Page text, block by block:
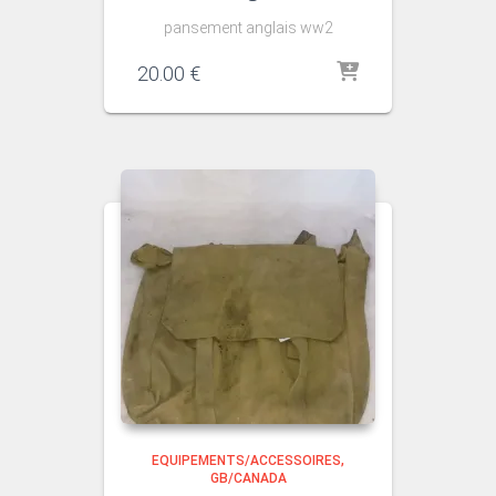
pansement anglais ww2
20.00 €
EQUIPEMENTS/ACCESSOIRES
GB/CANADA